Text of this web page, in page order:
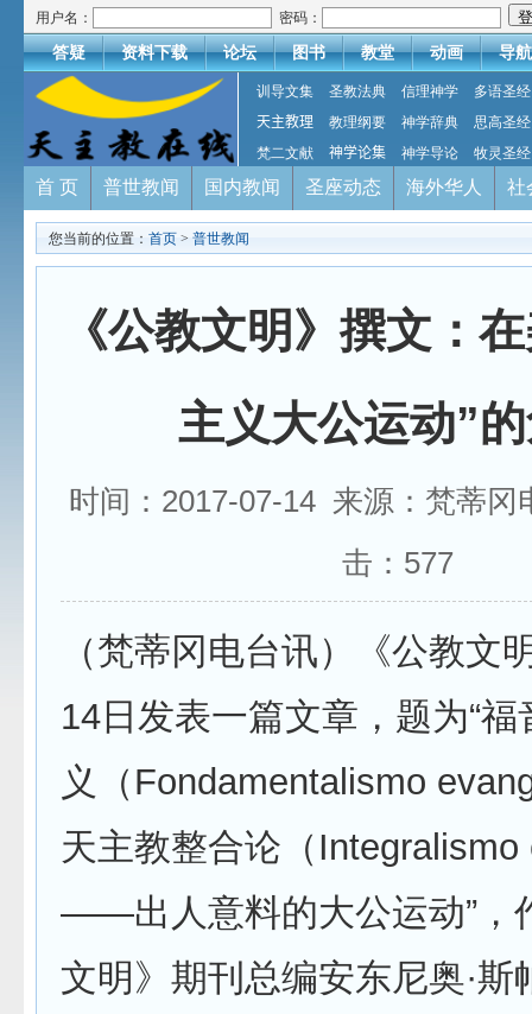
用户名： 密码：
答疑 资料下载 论坛 图书 教堂 动画 导航
训导文集 圣教法典 信理神学
多语圣经
天主教理
教理纲要 神学辞典
思高圣经
梵二文献
神学论集 神学导论 牧灵圣经
首 页 普世教闻 国内教闻 圣座动态 海外华人 社
您当前的位置： 首页 > 普世教闻
《公教文明》撰文：
主义大公运动”
时间：2017-07-14 来源：梵蒂
击： 577
（梵蒂冈电台讯）《公教文
14日发表一篇文章，题为“
义（Fondamentalismo
天主教整合论（
——出人意料的大公运动”，
文明》期刊总编安东尼奥·斯